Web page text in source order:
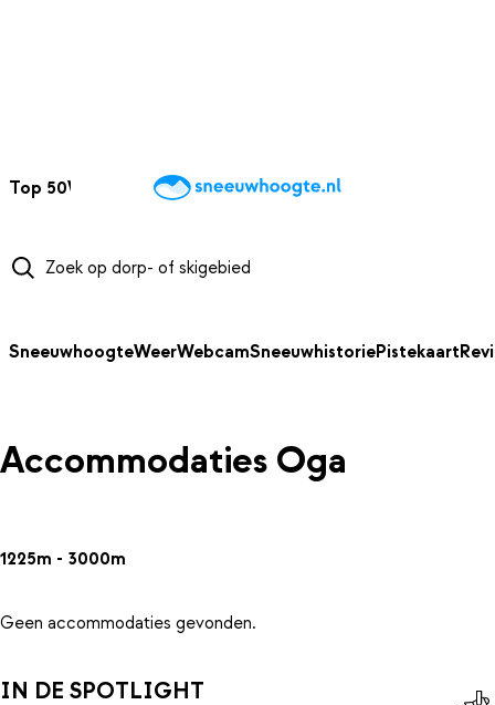
Top 50Webcams WintersportweerKaarten
SneeuwhoogteWeerWebcamSneeuwhistoriePistekaart
Accommodaties Oga
1225m - 3000m
Geen accommodaties gevonden.
IN DE SPOTLIGHT